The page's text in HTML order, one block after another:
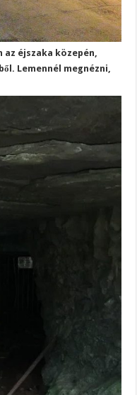
az éjszaka közepén,
Lemennél megnézni,